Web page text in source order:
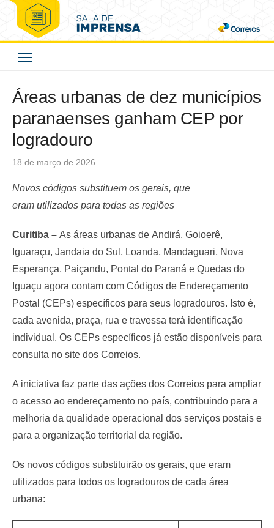
Skip
content
Correios - Sala de
Áreas urbanas de dez municípios
paranaenses ganham CEP por
logradouro
Posted
18 de março de 2026
Novos códigos substituem os gerais, que
eram utilizados para todas as regiões
Curitiba – As áreas urbanas de Andirá, Goioerê,
Iguaraçu, Jandaia do Sul, Loanda, Mandaguari, Nova
Esperança, Paiçandu, Pontal do Paraná e Quedas do
Iguaçu agora contam com Códigos de Endereçamento
Postal (CEPs) específicos para seus logradouros. Isto é,
cada avenida, praça, rua e travessa terá identificação
individual. Os CEPs específicos já estão disponíveis para
consulta no site dos Correios.
A iniciativa faz parte das ações dos Correios para ampliar
o acesso ao endereçamento no país, contribuindo para a
melhoria da qualidade operacional dos serviços postais e
para a organização territorial da região.
Os novos códigos substituirão os gerais, que eram
utilizados para todos os logradouros de cada área
urbana: